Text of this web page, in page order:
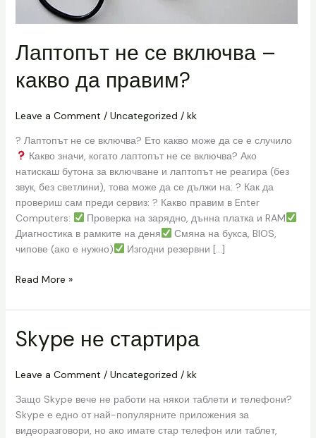
Лаптопът не се включва –
какво да правим?
Leave a Comment / Uncategorized / kk
? Лаптопът не се включва? Ето какво може да се е случило
Какво значи, когато лаптопът не се включва? Ако
натискаш бутона за включване и лаптопът не реагира (без
звук, без светлини), това може да се дължи на: ? Как да
провериш сам преди сервиз: ? Какво правим в Enter
Computers:
Проверка на зарядно, дънна платка и RAM
Диагностика в рамките на деня
Смяна на букса, BIOS,
чипове (ако е нужно)
Изгодни резервни […]
Read More »
Skype не стартира
Leave a Comment / Uncategorized / kk
Защо Skype вече не работи на някои таблети и телефони?
Skype е едно от най-популярните приложения за
видеоразговори, но ако имате стар телефон или таблет,
Skype
не